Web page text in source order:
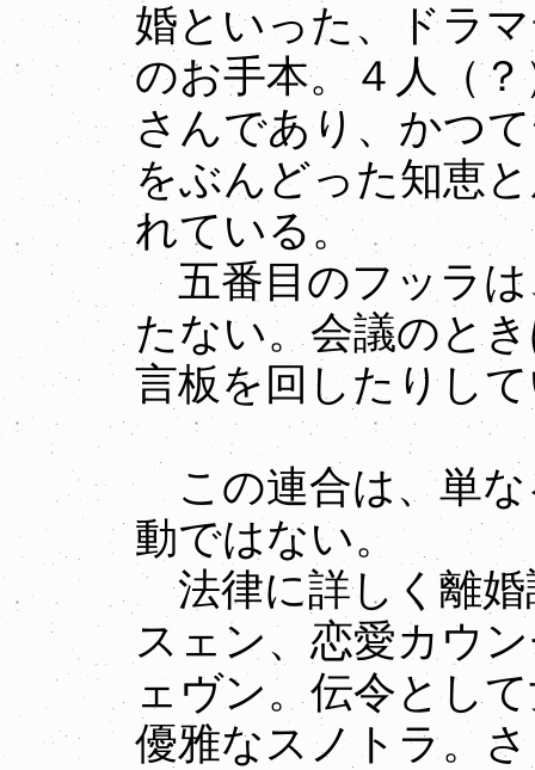
婚といった、ドラ
のお手本。４人（
さんであり、かつ
をぶんどった知恵
れている。
五番目のフッラは
たない。会議のと
言板を回したりし
この連合は、単な
動ではない。
法律に詳しく離婚
スェン、恋愛カウ
ェヴン。伝令とし
優雅なスノトラ。